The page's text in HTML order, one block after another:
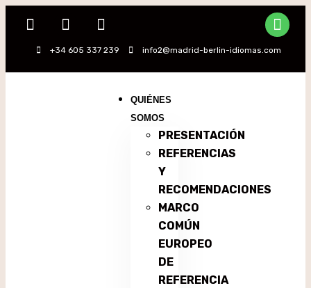
+34 605 337 239 info2@madrid-berlin-idiomas.com
QUIÉNES
SOMOS
PRESENTACIÓN
REFERENCIAS
Y
RECOMENDACIONES
MARCO
COMÚN
EUROPEO
DE
REFERENCIA